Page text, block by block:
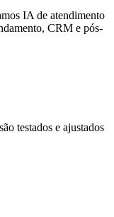
IA de atendimento
CRM e pós-
testados e ajustados